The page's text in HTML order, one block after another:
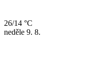
26/14 °C
neděle 9. 8.